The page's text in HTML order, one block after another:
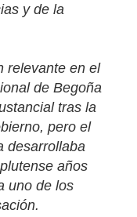
y de la
relevante en el
de Begoña
tras la
pero el
desarrollaba
años
uno de los